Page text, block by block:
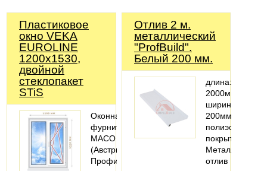
Пластиковое
окно VEKA
EUROLINE
1200х1530,
двойной
стеклопакет
STiS
Оконная
фурнитура
MACO
(Австрия).
Профильная
Отлив 2 м.
металлический
"ProfBuild".
Белый 200 мм.
длина:
2000мм;
ширина:
200мм;
полиэстеровое
покрытие
Металлический
отлив